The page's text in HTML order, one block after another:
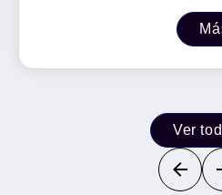
X210 / X216
Ver